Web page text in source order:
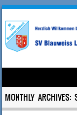
Skip to content
MONTHLY ARCHIVES: